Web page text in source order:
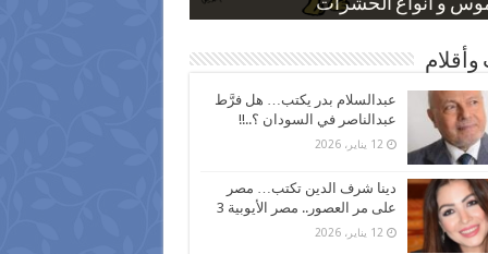
و أنواع الحشرات
بعد ارتفاع الأسعار
نسبة الطلاق في مصر
كاركاتيرية
كاركاتيرية
وأقلام
عبدالسلام بدر يكتب… هل فرَّط
عبدالناصر في السودان ؟..!!
12 يناير، 2026
دينا شرف الدين تكتب… مصر
على مر العصور.. مصر الأيوبية 3
12 يناير، 2026